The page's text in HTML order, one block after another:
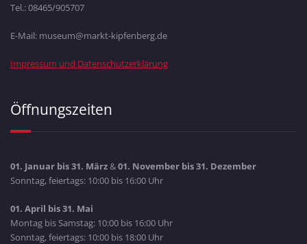
Tel.: 08465/905707
E-Mail: museum@markt-kipfenberg.de
Impressum und Datenschutzerklärung
Öffnungszeiten
01. Januar bis 31. März&01. November bis 31. Dezember
Sonntag, feiertags: 10:00 bis 16:00 Uhr
01. April bis 31. Mai
Montag bis Samstag: 10:00 bis 16:00 Uhr
Sonntag, feiertags: 10:00 bis 18:00 Uhr